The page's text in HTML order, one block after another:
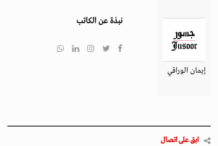
إيمان الوراقي
نبذة عن الكاتب
ابق على اتصال